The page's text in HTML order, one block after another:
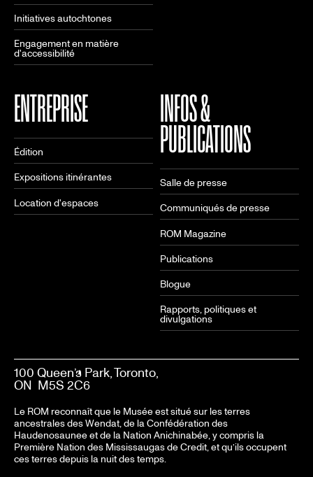
Initiatives autochtones
Engagement en matière
d'accessibilité
ENTREPRISE
Édition
Expositions itinérantes
Location d'espaces
INFOS &
PUBLICATIONS
Salle de presse
Communiqués de presse
ROM Magazine
Publications
Blogue
Rapports, politiques et
divulgations
100 Queen’s Park, Toronto,
ON M5S 2C6
Le ROM reconnaît que le Musée est situé sur les terres
ancestrales des Wendat, de la Confédération des
Haudenosaunee et de la Nation Anichinabée, y compris la
Première Nation des Mississaugas de Credit, et qu’ils occupent
ces terres depuis la nuit des temps.